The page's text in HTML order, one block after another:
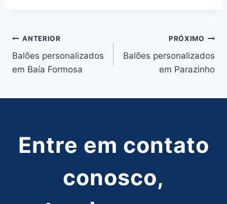
Navegação
de
ANTERIOR
Balões personalizados
em Baía Formosa
PRÓXIMO
Balões personalizados
em Parazinho
Entre em contato
conosco,